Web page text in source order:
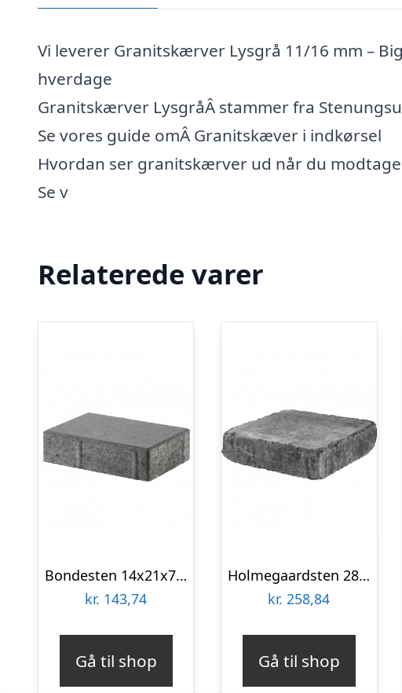
Vi leverer Granitskærver Lysgrå 11/16 mm –
hverdage
Granitskærver LysgråÂ stammer fra
Se vores guide omÂ Granitskæver i indkørsel
Hvordan ser granitskærver ud når du
Se v
Relaterede varer
Bondesten 14x21x7 cm Grå
kr. 143,74
Gå til shop
Holmegaardsten 28x28x7 cm – Kvadrat stor – Sort/Antracit
kr. 258,84
Gå til shop